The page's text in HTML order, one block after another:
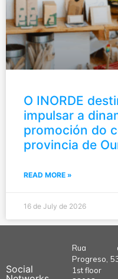
O INORDE
impulsar a
promoción do
provincia de
READ MORE »
16 de July de 2026
Social
Rua
Progreso,
1st floor